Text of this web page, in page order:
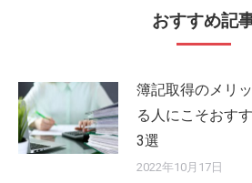
おすすめ記
簿記取得のメリ
る人にこそおす
3選
2022年10月17日